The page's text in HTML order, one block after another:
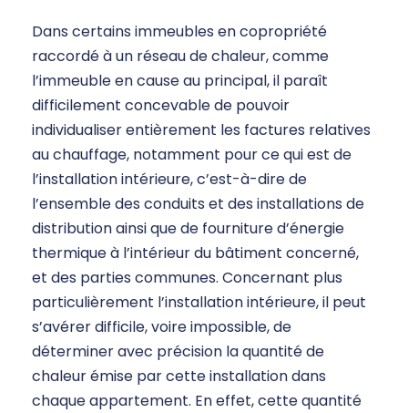
Dans certains immeubles en copropriété
raccordé à un réseau de chaleur, comme
l’immeuble en cause au principal, il paraît
difficilement concevable de pouvoir
individualiser entièrement les factures relatives
au chauffage, notamment pour ce qui est de
l’installation intérieure, c’est-à-dire de
l’ensemble des conduits et des installations de
distribution ainsi que de fourniture d’énergie
thermique à l’intérieur du bâtiment concerné,
et des parties communes. Concernant plus
particulièrement l’installation intérieure, il peut
s’avérer difficile, voire impossible, de
déterminer avec précision la quantité de
chaleur émise par cette installation dans
chaque appartement. En effet, cette quantité